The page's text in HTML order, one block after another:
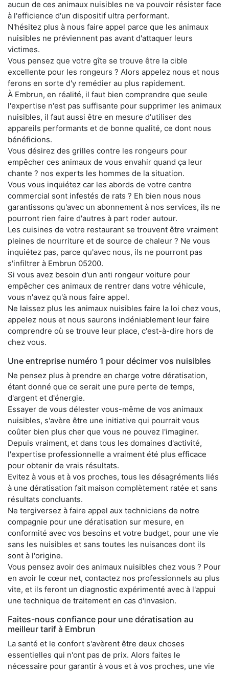
aucun de ces animaux nuisibles ne va pouvoir résister face
à l'efficience d'un dispositif ultra performant.
N'hésitez plus à nous faire appel parce que les animaux
nuisibles ne préviennent pas avant d'attaquer leurs
victimes.
Vous pensez que votre gîte se trouve être la cible
excellente pour les rongeurs ? Alors appelez nous et nous
ferons en sorte d'y remédier au plus rapidement.
À Embrun, en réalité, il faut bien comprendre que seule
l'expertise n'est pas suffisante pour supprimer les animaux
nuisibles, il faut aussi être en mesure d'utiliser des
appareils performants et de bonne qualité, ce dont nous
bénéficions.
Vous désirez des grilles contre les rongeurs pour
empêcher ces animaux de vous envahir quand ça leur
chante ? nos experts les hommes de la situation.
Vous vous inquiétez car les abords de votre centre
commercial sont infestés de rats ? Eh bien nous nous
garantissons qu'avec un abonnement à nos services, ils ne
pourront rien faire d'autres à part roder autour.
Les cuisines de votre restaurant se trouvent être vraiment
pleines de nourriture et de source de chaleur ? Ne vous
inquiétez pas, parce qu'avec nous, ils ne pourront pas
s'infiltrer à Embrun 05200.
Si vous avez besoin d'un anti rongeur voiture pour
empêcher ces animaux de rentrer dans votre véhicule,
vous n'avez qu'à nous faire appel.
Ne laissez plus les animaux nuisibles faire la loi chez vous,
appelez nous et nous saurons indéniablement leur faire
comprendre où se trouve leur place, c'est-à-dire hors de
chez vous.
Une entreprise numéro 1 pour décimer vos nuisibles
Ne pensez plus à prendre en charge votre dératisation,
étant donné que ce serait une pure perte de temps,
d'argent et d'énergie.
Essayer de vous délester vous-même de vos animaux
nuisibles, s'avère être une initiative qui pourrait vous
coûter bien plus cher que vous ne pouvez l'imaginer.
Depuis vraiment, et dans tous les domaines d'activité,
l'expertise professionnelle a vraiment été plus efficace
pour obtenir de vrais résultats.
Evitez à vous et à vos proches, tous les désagréments liés
à une dératisation fait maison complètement ratée et sans
résultats concluants.
Ne tergiversez à faire appel aux techniciens de notre
compagnie pour une dératisation sur mesure, en
conformité avec vos besoins et votre budget, pour une vie
sans les nuisibles et sans toutes les nuisances dont ils
sont à l'origine.
Vous pensez avoir des animaux nuisibles chez vous ? Pour
en avoir le cœur net, contactez nos professionnels au plus
vite, et ils feront un diagnostic expérimenté avec à l'appui
une technique de traitement en cas d'invasion.
Faites-nous confiance pour une dératisation au
meilleur tarif à Embrun
La santé et le confort s'avèrent être deux choses
essentielles qui n'ont pas de prix. Alors faites le
nécessaire pour garantir à vous et à vos proches, une vie